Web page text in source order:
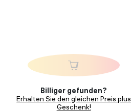
Billiger gefunden?
Erhalten Sie den gleichen Preis plus
Geschenk!